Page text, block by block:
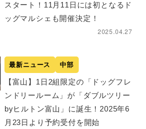
スタート！11月11日には初となるド
ッグマルシェも開催決定！
2025.04.27
最新ニュース 中部
【富山】1日2組限定の「ドッグフレ
ンドリールーム」が「ダブルツリー
byヒルトン富山」に誕生！2025年6
月23日より予約受付を開始